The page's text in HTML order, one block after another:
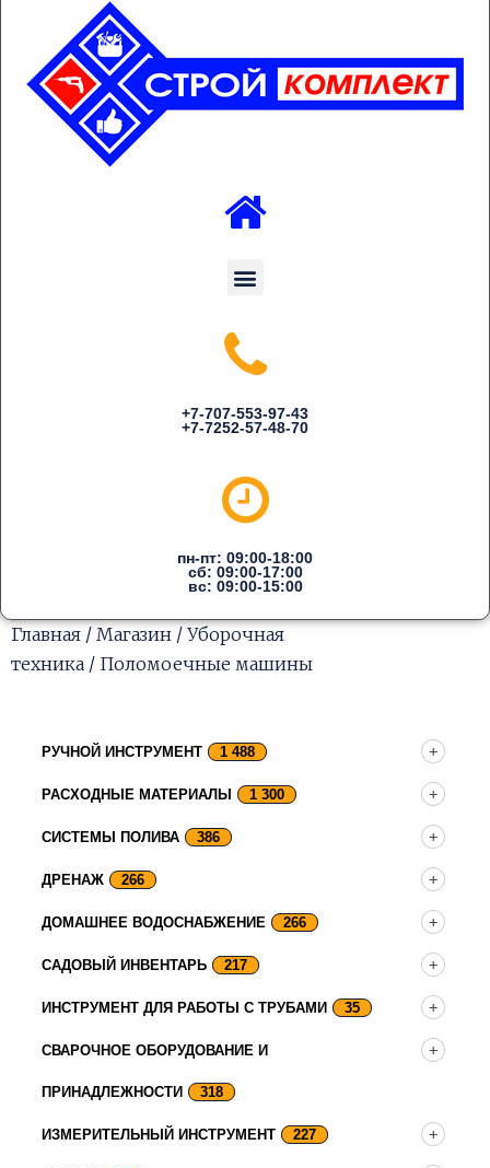
Menu
+7-707-553-97-43
+7-7252-57-48-70
пн-пт: 09:00-18:00
сб: 09:00-17:00
вс: 09:00-15:00
Главная / Магазин / Уборочная
техника / Поломоечные машины
РУЧНОЙ ИНСТРУМЕНТ 1 488
РАСХОДНЫЕ МАТЕРИАЛЫ 1 300
СИСТЕМЫ ПОЛИВА 386
ДРЕНАЖ 266
ДОМАШНЕЕ ВОДОСНАБЖЕНИЕ 266
САДОВЫЙ ИНВЕНТАРЬ 217
ИНСТРУМЕНТ ДЛЯ РАБОТЫ С ТРУБАМИ 35
СВАРОЧНОЕ ОБОРУДОВАНИЕ И
ПРИНАДЛЕЖНОСТИ 318
ИЗМЕРИТЕЛЬНЫЙ ИНСТРУМЕНТ 227